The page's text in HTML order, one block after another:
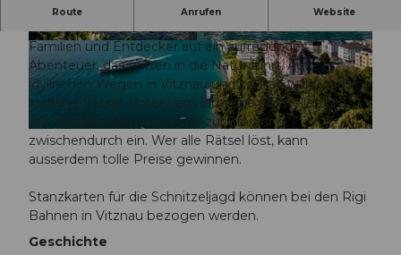
© Luzern Tourismus, Beat Brechbühl | CC-BY-NC-ND
Podcast Episode: Die Luzerner Riviera
© Luzern Tourismus, Laila Bosco |CC-BY
Route Anrufen Website
Rätselspass
Bei der Riviera Schnitzeljagd Vitznau begeben sich
Familien und Entdecker auf ein aufregendes
Abenteuer, das mitten in die Natur führt. Auf
idyllischen Wegen in Vitznau und im Parkwald warten
knifflige Rätsel. Unterwegs lädt eine Grillstelle zum
gemütlichen Verweilen und zur Stärkung
zwischendurch ein. Wer alle Rätsel löst, kann
ausserdem tolle Preise gewinnen.
Stanzkarten für die Schnitzeljagd können bei den Rigi
Bahnen in Vitznau bezogen werden.
Geschichte